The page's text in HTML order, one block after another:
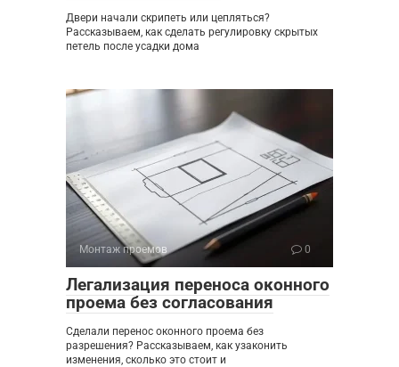
Двери начали скрипеть или цепляться?
Рассказываем, как сделать регулировку скрытых
петель после усадки дома
Монтаж проемов 0
Легализация переноса оконного
проема без согласования
Сделали перенос оконного проема без
разрешения? Рассказываем, как узаконить
изменения, сколько это стоит и